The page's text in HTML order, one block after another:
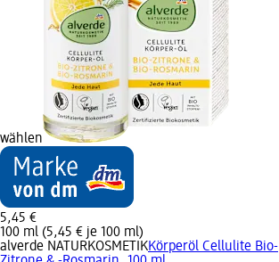
wählen
5,45 €
100 ml (5,45 € je 100 ml)
alverde NATURKOSMETIKKörperöl Cellulite Bio-